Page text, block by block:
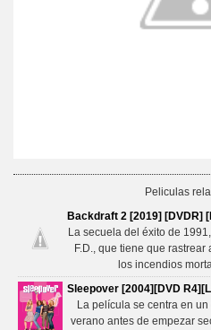
Peliculas
Backdraft 2 [2019] [DVDR]
La secuela del éxito de
F.D., que tiene que
los incendios
Sleepover [2004][DVD
La película se centra en
verano antes de empezar